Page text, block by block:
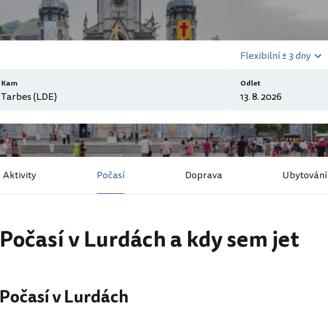
Kam
Flexibilní ± 3 dny
Odlet
Aktivity Počasí Doprava Ubytování
Počasí v Lurdách a kdy sem jet
Počasí v Lurdách